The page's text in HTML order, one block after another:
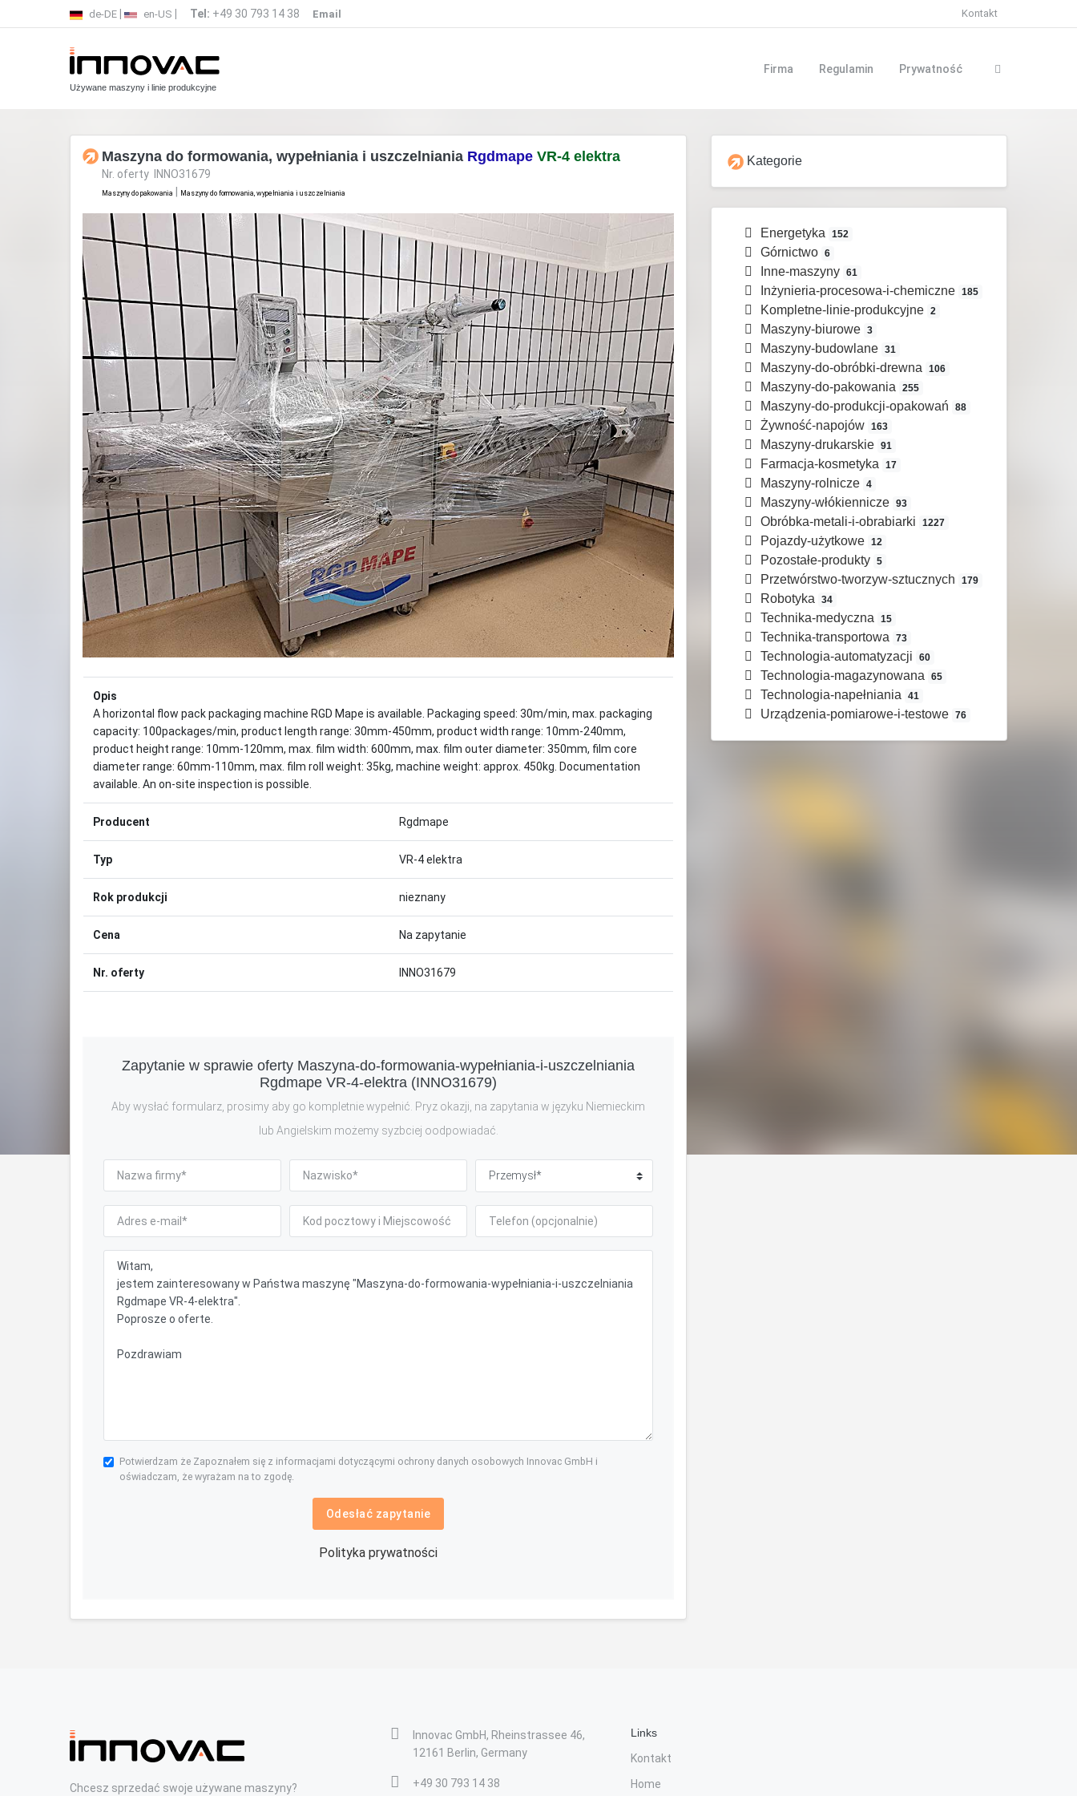
de-DE en-US Tel: +49 30 793 14 38 Email Kontakt
Używane maszyny i linie produkcyjne
Firma Regulamin Prywatność
Maszyna do formowania, wypełniania i uszczelniania Rgdmape VR-4 elektra
Nr. oferty INNO31679
Maszyny do pakowania Maszyny do formowania, wypełniania i uszczelniania
Previous Next
Opis
A horizontal flow pack packaging machine RGD Mape is available. Packaging speed: 30m/min, max. packaging
capacity: 100packages/min, product length range: 30mm-450mm, product width range: 10mm-240mm,
product height range: 10mm-120mm, max. film width: 600mm, max. film outer diameter: 350mm, film core
diameter range: 60mm-110mm, max. film roll weight: 35kg, machine weight: approx. 450kg. Documentation
available. An on-site inspection is possible.
Producent Rgdmape
Typ VR-4 elektra
Rok produkcji nieznany
Cena Na zapytanie
Nr. oferty INNO31679
Zapytanie w sprawie oferty Maszyna-do-formowania-wypełniania-i-uszczelniania
Rgdmape VR-4-elektra (INNO31679)
Aby wysłać formularz, prosimy aby go kompletnie wypełnić. Pryz okazji, na zapytania w języku Niemieckim
lub Angielskim możemy syzbciej oodpowiadać.
Potwierdzam że Zapoznałem się z informacjami dotyczącymi ochrony danych osobowych Innovac GmbH i
oświadczam, że wyrażam na to zgodę.
Odesłać zapytanie
Polityka prywatności
Kategorie
Energetyka 152
Górnictwo 6
Inne-maszyny 61
Inżynieria-procesowa-i-chemiczne 185
Kompletne-linie-produkcyjne 2
Maszyny-biurowe 3
Maszyny-budowlane 31
Maszyny-do-obróbki-drewna 106
Maszyny-do-pakowania 255
Maszyny-do-produkcji-opakowań 88
Żywność-napojów 163
Maszyny-drukarskie 91
Farmacja-kosmetyka 17
Maszyny-rolnicze 4
Maszyny-włókiennicze 93
Obróbka-metali-i-obrabiarki 1227
Pojazdy-użytkowe 12
Pozostałe-produkty 5
Przetwórstwo-tworzyw-sztucznych 179
Robotyka 34
Technika-medyczna 15
Technika-transportowa 73
Technologia-automatyzacji 60
Technologia-magazynowana 65
Technologia-napełniania 41
Urządzenia-pomiarowe-i-testowe 76
Chcesz sprzedać swoje używane maszyny?
Innovac GmbH, Rheinstrassee 46,
12161 Berlin, Germany
+49 30 793 14 38
Links
Kontakt
Home